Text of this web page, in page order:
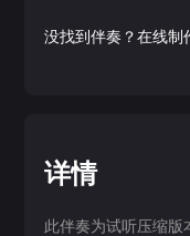
没找到伴奏？在线制
详情
此伴奏为试听压缩